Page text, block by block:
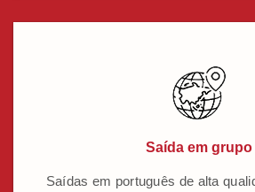
Saída em grupo
Saídas em português de alta